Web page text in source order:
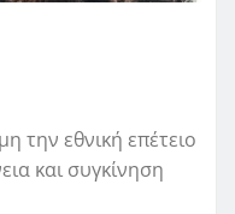
την εθνική επέτειο
και συγκίνηση